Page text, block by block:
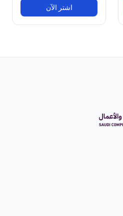
اشتر الآن